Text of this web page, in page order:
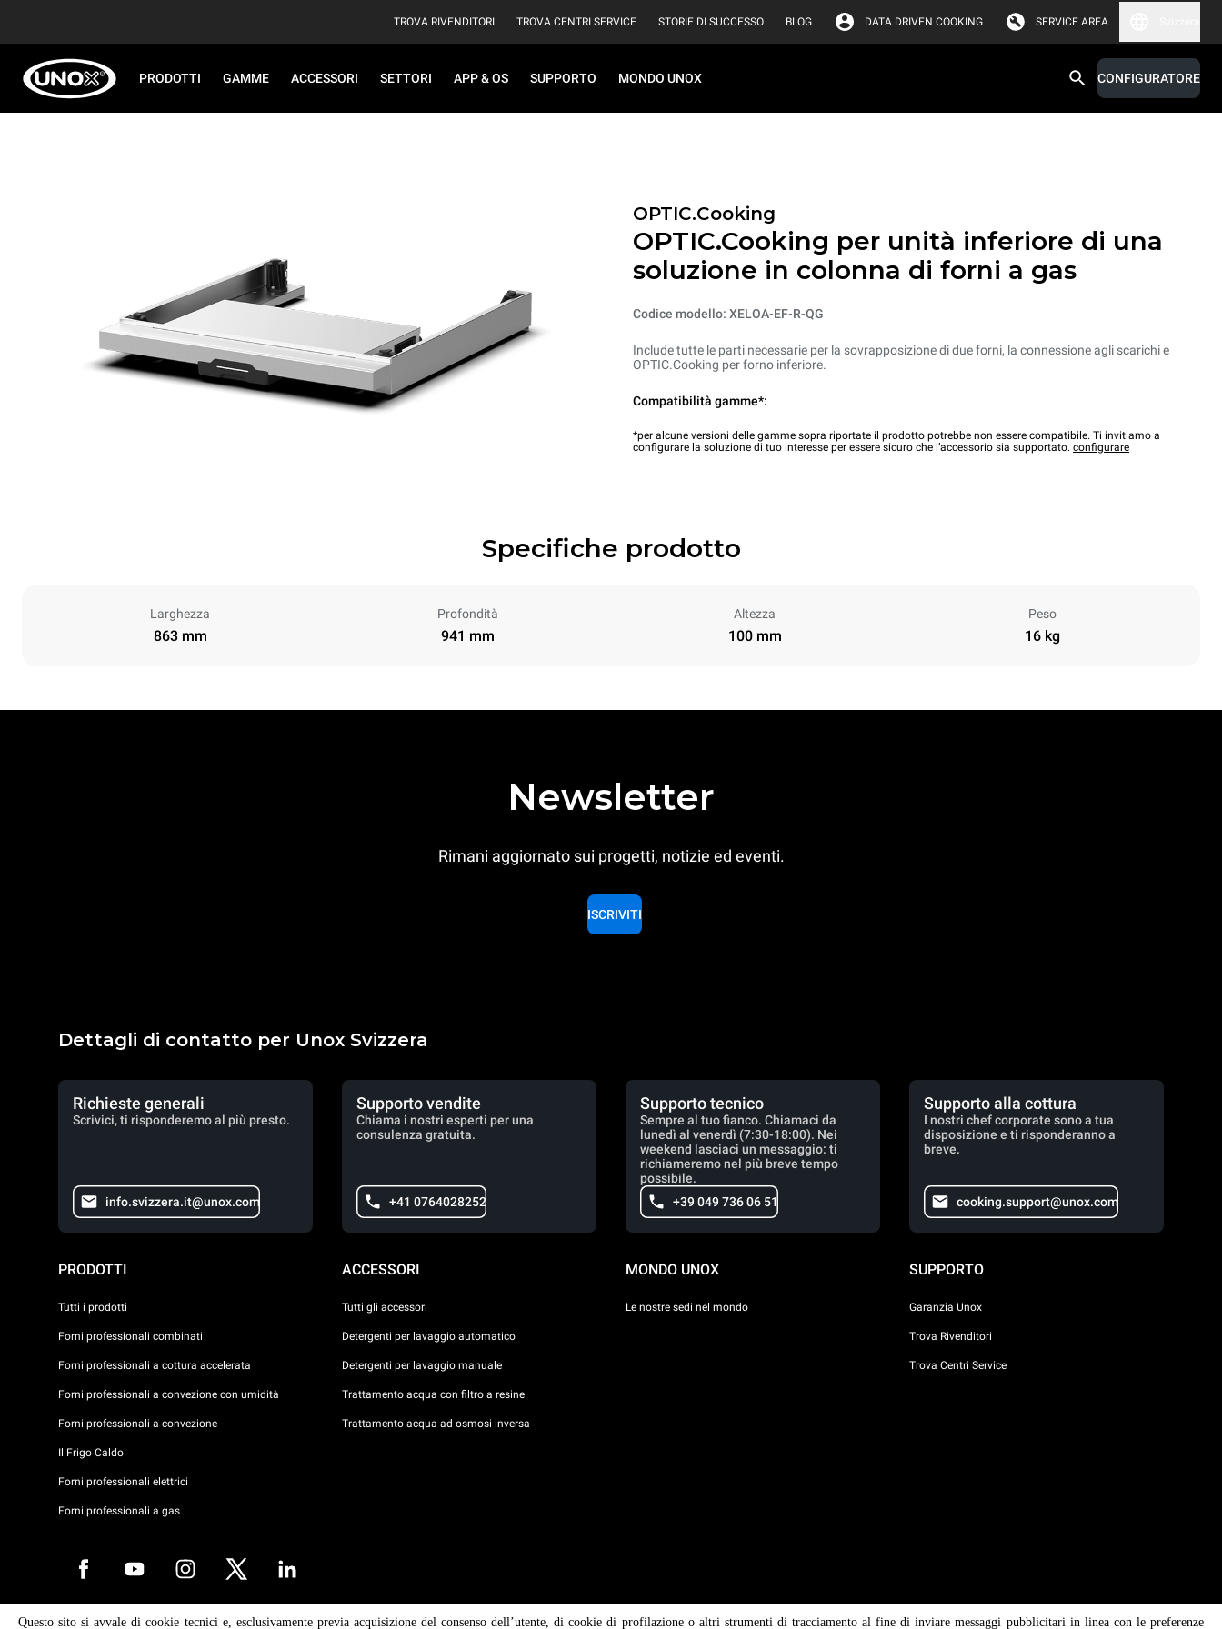
TROVA RIVENDITORI TROVA CENTRI SERVICE STORIE DI SUCCESSO BLOG DATA DRIVEN COOKING SERVICE AREA
PRODOTTI GAMME ACCESSORI SETTORI APP & OS SUPPORTO MONDO UNOX CONFIGURATORE
OPTIC.Cooking
OPTIC.Cooking per unità inferiore di una
soluzione in colonna di forni a gas
Codice modello: XELOA-EF-R-QG
Include tutte le parti necessarie per la sovrapposizione di due forni, la connessione agli scarichi e
OPTIC.Cooking per forno inferiore.
Compatibilità gamme*:
*per alcune versioni delle gamme sopra riportate il prodotto potrebbe non essere compatibile. Ti invitiamo a
configurare la soluzione di tuo interesse per essere sicuro che l’accessorio sia supportato. configurare
Specifiche prodotto
Larghezza
863 mm
Profondità
941 mm
Altezza
100 mm
Peso
16 kg
Newsletter
Rimani aggiornato sui progetti, notizie ed eventi.
ISCRIVITI
Dettagli di contatto per Unox Svizzera
Richieste generali
Scrivici, ti risponderemo al più presto.
info.svizzera.it@unox.com
Supporto vendite
Chiama i nostri esperti per una
consulenza gratuita.
+41 0764028252
Supporto tecnico
Sempre al tuo fianco. Chiamaci da
lunedì al venerdì (7:30-18:00). Nei
weekend lasciaci un messaggio: ti
richiameremo nel più breve tempo
possibile.
+39 049 736 06 51
Supporto alla cottura
I nostri chef corporate sono a tua
disposizione e ti risponderanno a
breve.
cooking.support@unox.com
PRODOTTI
Tutti i prodotti
Forni professionali combinati
Forni professionali a cottura accelerata
Forni professionali a convezione con umidità
Forni professionali a convezione
Il Frigo Caldo
Forni professionali elettrici
Forni professionali a gas
ACCESSORI
Tutti gli accessori
Detergenti per lavaggio automatico
Detergenti per lavaggio manuale
Trattamento acqua con filtro a resine
Trattamento acqua ad osmosi inversa
MONDO UNOX
Le nostre sedi nel mondo
SUPPORTO
Garanzia Unox
Trova Rivenditori
Trova Centri Service
Questo sito si avvale di cookie tecnici e, esclusivamente previa acquisizione del consenso dell’utente, di cookie di profilazione o altri strumenti di tracciamento al fine di inviare messaggi pubblicitari in linea con le preferenze